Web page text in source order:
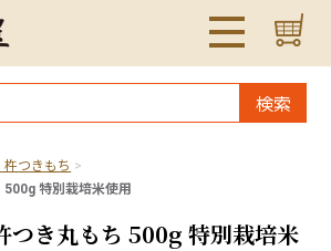
検索
つきもち
特別栽培米使用
つき丸もち 500g 特別栽培米